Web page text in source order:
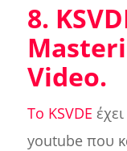
8.
Video.
Το KSVDE
youtube που